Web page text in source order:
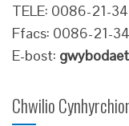
TELE: 0086-21-
Ffacs: 0086-21-
E-bost:
Chwilio